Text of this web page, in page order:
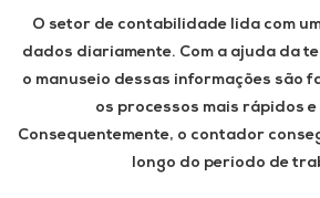
O setor de contabilidade lida com
dados diariamente. Com a ajuda da
o manuseio dessas informações são
os processos mais rápidos
Consequentemente, o contador
longo do período de